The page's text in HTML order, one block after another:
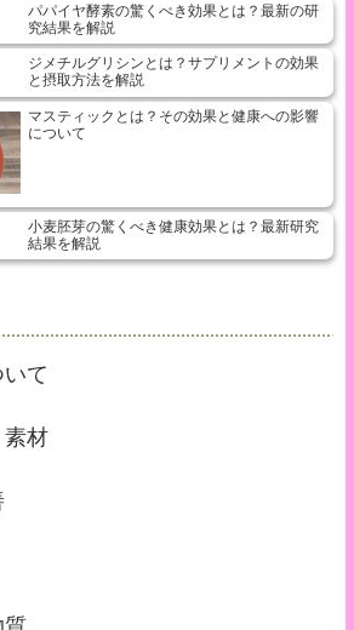
パパイヤ酵素の驚くべき効果とは？最新の研
究結果を解説
ジメチルグリシンとは？サプリメントの効果
と摂取方法を解説
マスティックとは？その効果と健康への影響
について
小麦胚芽の驚くべき健康効果とは？最新研究
結果を解説
て
素材